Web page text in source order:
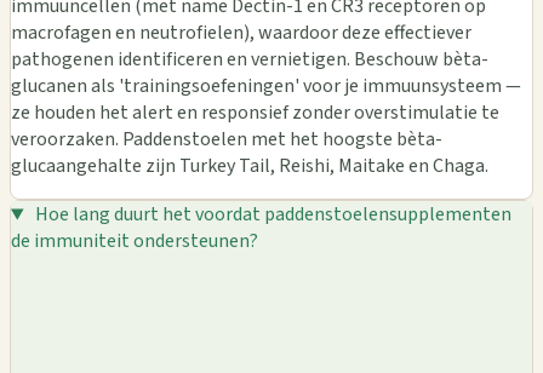
immuuncellen (met name Dectin-1 en CR3 receptoren op
macrofagen en neutrofielen), waardoor deze effectiever
pathogenen identificeren en vernietigen. Beschouw bèta-
glucanen als 'trainingsoefeningen' voor je immuunsysteem —
ze houden het alert en responsief zonder overstimulatie te
veroorzaken. Paddenstoelen met het hoogste bèta-
glucaangehalte zijn Turkey Tail, Reishi, Maitake en Chaga.
Hoe lang duurt het voordat paddenstoelensupplementen
de immuniteit ondersteunen?